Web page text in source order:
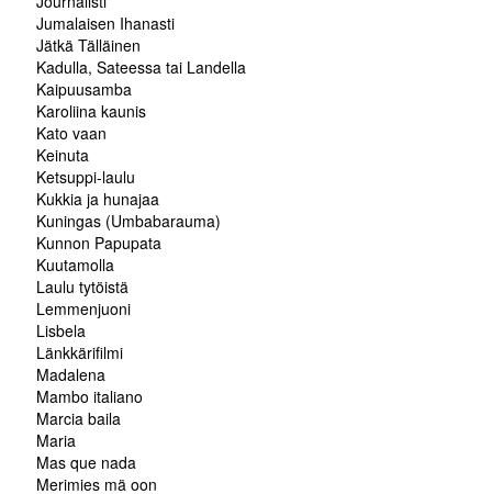
Jumalaisen Ihanasti
Jätkä Tälläinen
Kadulla, Sateessa tai Landella
Kaipuusamba
Karoliina kaunis
Kato vaan
Keinuta
Ketsuppi-laulu
Kukkia ja hunajaa
Kuningas (Umbabarauma)
Kunnon Papupata
Kuutamolla
Laulu tytöistä
Lemmenjuoni
Lisbela
Länkkärifilmi
Madalena
Mambo italiano
Marcia baila
Maria
Mas que nada
Merimies mä oon